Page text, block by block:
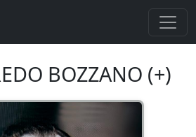
BOZZANO (+)